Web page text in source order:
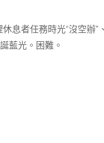
息者任務時光“沒空辦”
藍光。困難。